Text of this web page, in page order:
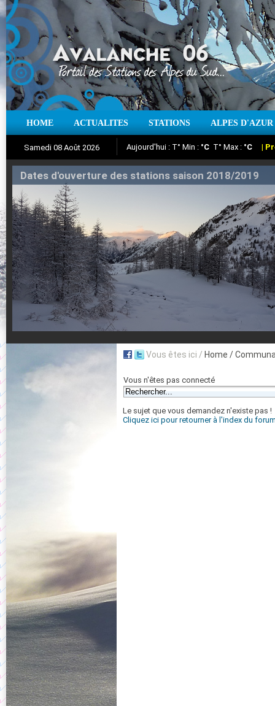
HOME ACTUALITES STATIONS ALPES D'AZUR
Samedi 08 Août 2026
Aujourd'hui : T° Min : °CT° Max : °C |
Iso à 0° :mNeige sur 12 heures :cm
Suivez en direct l'actualité des stations
Vous êtes ici / Home /
Vous n'êtes pas connecté
Le sujet que vous demandez n'existe pas !
Cliquez ici pour retourner à l'index du